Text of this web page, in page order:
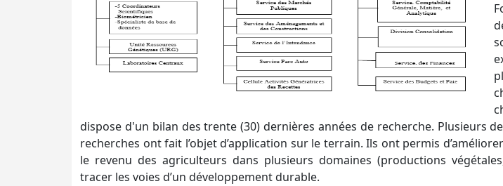
dispose d'un bilan des trente (30) dernières années de recherche. Plusieurs
recherches ont fait l’objet d’application sur le terrain. Ils ont permis
le revenu des agriculteurs dans plusieurs domaines (productions
tracer les voies d’un développement durable.